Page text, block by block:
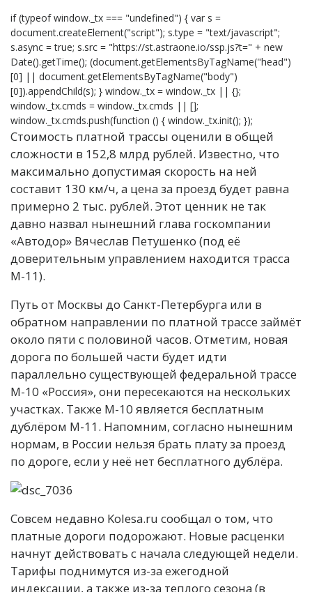
if (typeof window._tx === "undefined") { var s =
document.createElement("script"); s.type = "text/javascript";
s.async = true; s.src = "https://st.astraone.io/ssp.js?t=" + new
Date().getTime(); (document.getElementsByTagName("head")
[0] || document.getElementsByTagName("body")
[0]).appendChild(s); } window._tx = window._tx || {};
window._tx.cmds = window._tx.cmds || [];
window._tx.cmds.push(function () { window._tx.init(); });
Стоимость платной трассы оценили в общей
сложности в 152,8 млрд рублей. Известно, что
максимально допустимая скорость на ней
составит 130 км/ч, а цена за проезд будет равна
примерно 2 тыс. рублей. Этот ценник не так
давно назвал нынешний глава госкомпании
«Автодор» Вячеслав Петушенко (под её
доверительным управлением находится трасса
М-11).
Путь от Москвы до Санкт-Петербурга или в
обратном направлении по платной трассе займёт
около пяти с половиной часов. Отметим, новая
дорога по большей части будет идти
параллельно существующей федеральной трассе
М-10 «Россия», они пересекаются на нескольких
участках. Также М-10 является бесплатным
дублёром М-11. Напомним, согласно нынешним
нормам, в России нельзя брать плату за проезд
по дороге, если у неё нет бесплатного дублёра.
Совсем недавно Kolesa.ru сообщал о том, что
платные дороги подорожают. Новые расценки
начнут действовать с начала следующей недели.
Тарифы поднимутся из-за ежегодной
индексации, а также из-за теплого сезона (в